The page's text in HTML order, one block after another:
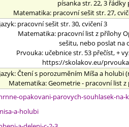
str. 22, 3 řádky přepis
pracovní sešit str. 27,
pracovní sešit str. 30, cvičení 3
pracovní list z přílohy
nebo poslat na
učebnice str. 53 přečíst, +
skolakov.eu/prvouka-2-
Čtení s porozuměním Míša a
Geometrie - pracovní list z
opakovani-parovych-souhlasek-na-
a-holubi